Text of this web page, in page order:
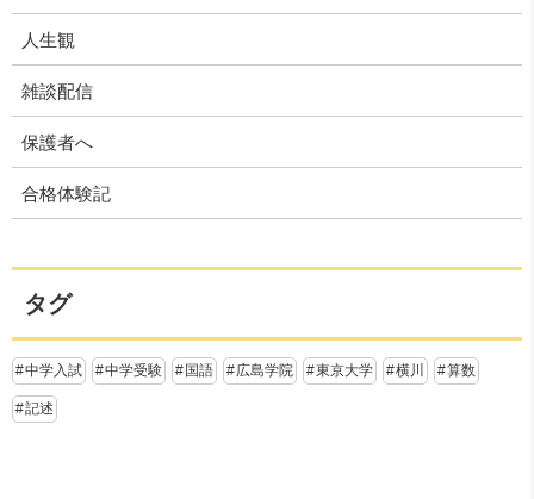
人生観
雑談配信
保護者へ
合格体験記
タグ
中学入試 中学受験 国語 広島学院 東京大学 横川 算数
記述